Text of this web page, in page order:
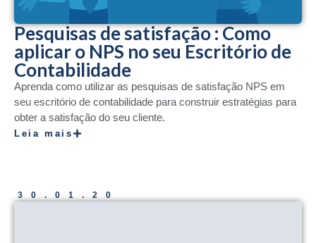
Pesquisas de satisfação : Como
aplicar o NPS no seu Escritório de
Contabilidade
Aprenda como utilizar as pesquisas de satisfação NPS em
seu escritório de contabilidade para construir estratégias para
obter a satisfação do seu cliente.
Leia mais
30.01.20